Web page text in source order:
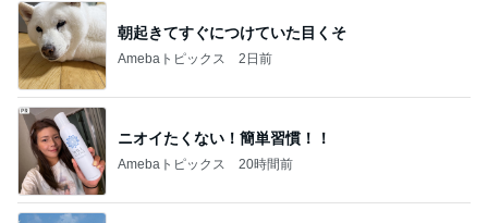
朝起きてすぐにつけていた目くそ
Amebaトピックス 2日前
ニオイたくない！簡単習慣！！
Amebaトピックス 20時間前